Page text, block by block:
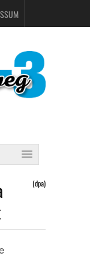
(dpa)